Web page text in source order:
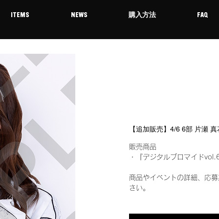
ITEMS NEWS 購入方法 FAQ
【追加販売】4/6 6部 片瀬
販売商品
・『デジタルブロマイド
商品やイベントの詳細、応
さい。